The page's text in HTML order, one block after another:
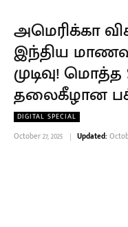
அமெரிக்கா
இந்திய
முடிவு! மொத்த
தலைகீழான
DIGITAL SPECIAL
October 27, 2025 Updated: